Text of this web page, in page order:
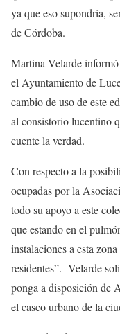
ya que eso supondría,
de Córdoba.
Martina Velarde
el Ayuntamiento de
cambio de uso de este
al consistorio lucentino
cuente la verdad.
Con respecto a la
ocupadas por la
todo su apoyo a este
que estando en el
instalaciones a esta
residentes”. Velarde
ponga a disposición de
el casco urbano de la